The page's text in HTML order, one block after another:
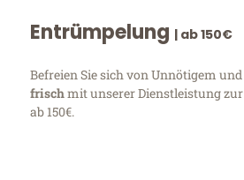
Entrümpelung | ab 150€
Befreien Sie sich von Unnötigem und
frischmit unserer Dienstleistung zur
ab 150€.